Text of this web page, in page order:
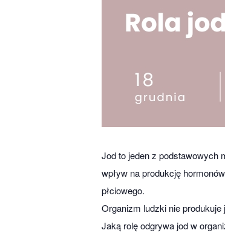
Jod to jeden z podstawowych
wpływ na produkcję
płciowego.
Organizm ludzki nie
Jaką rolę odgrywa jod w